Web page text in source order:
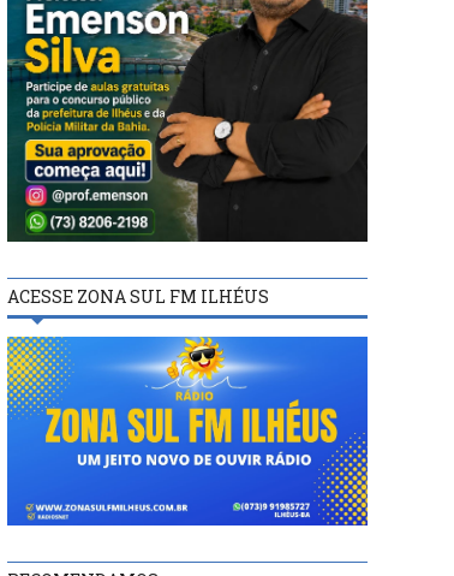
Câmara conclui votação da
POLÍTICA
11/05/17
Votação de PEC do fim
ACESSE ZONA SUL FM ILHÉUS